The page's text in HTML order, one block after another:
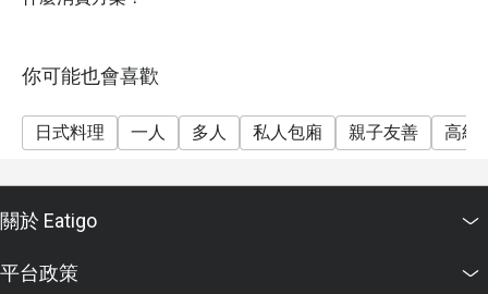
你可能也會喜歡
日式料理 一人 多人 私人包廂 親子友善 高級
關於 Eatigo
平台政策